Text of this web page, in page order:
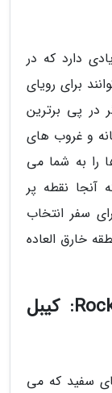
دارد که در
برای رویای
در پی برترین
و غروب های
را به شما می
آنجا نقطه پر
سفر انتخاب
خارق العاده
8) میشلا فانتیل از Rocky Travel: کیبل
سفید که می